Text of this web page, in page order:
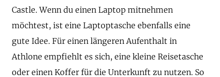
Castle. Wenn du einen Laptop mitnehmen
möchtest, ist eine Laptoptasche ebenfalls eine
gute Idee. Für einen längeren Aufenthalt in
Athlone empfiehlt es sich, eine kleine Reisetasche
oder einen Koffer für die Unterkunft zu nutzen. So